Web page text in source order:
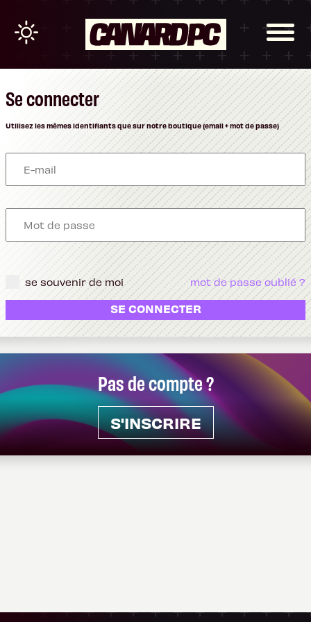
Pas de compte ?
S'INSCRIRE
Se connecter
Utilisez les mêmes identifiants que sur notre boutique (email + mot de passe)
se souvenir de moi mot de passe oublié ?
SE CONNECTER